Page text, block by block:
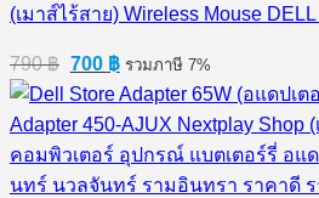
(เมาส์ไร้สาย) Wireless Mouse
790฿ Original
price
was:
790 ฿.
700 ฿Current
price
is:
700 ฿.
รวมภาษี 7%